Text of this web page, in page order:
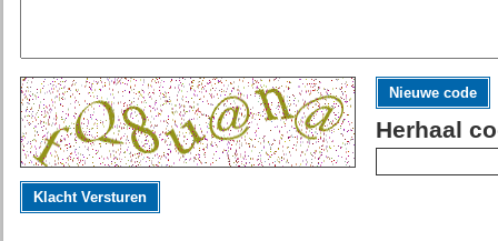
Nieuwe code
Herhaal
Klacht Versturen